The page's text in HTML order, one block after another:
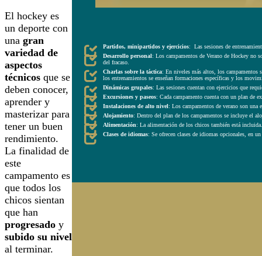
El hockey es
un deporte con
una gran
variedad de
aspectos
técnicos que se
deben conocer,
aprender y
masterizar para
tener un buen
rendimiento.
La finalidad de
este
campamento es
que todos los
chicos sientan
que han
progresado y
subido su nivel
al terminar.
Partidos, minipartidos y ejercicios: Las sesiones de
Desarrollo personal: Los campamentos de Verano de Hockey no
del fracaso.
Charlas sobre la táctica: En niveles más altos, los campamentos
los entrenamientos se enseñan formaciones específicas y los
Dinámicas grupales: Las sesiones cuentan con ejercicios que
Excursiones y paseos: Cada campamento cuenta con un plan de
Instalaciones de alto nivel: Los campamentos de verano son
Alojamiento: Dentro del plan de los campamentos se incluye el
Alimentación: La alimentación de los chicos también está
Clases de idiomas: Se ofrecen clases de idiomas opcionales, en